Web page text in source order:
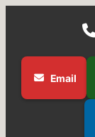
Email